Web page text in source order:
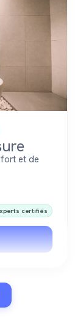
et de
certifiés